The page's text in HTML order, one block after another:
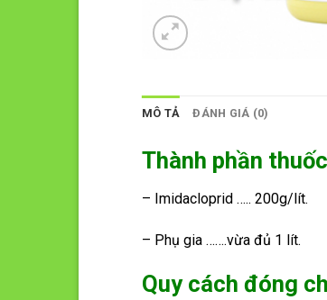
MÔ TẢ ĐÁNH GIÁ (0)
Thành phần
– Imidacloprid ….. 200g/lít.
– Phụ gia …….vừa đủ 1 lít.
Quy cách đóng